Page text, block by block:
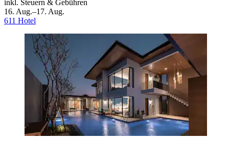
inkl. Steuern & Gebühren
16. Aug.–17. Aug.
611 Hotel